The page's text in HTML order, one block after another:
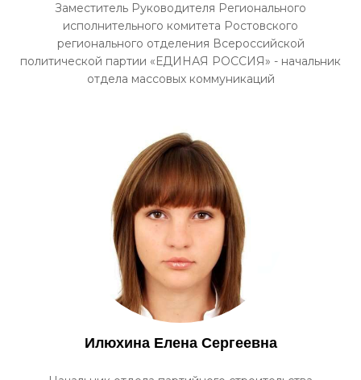
Заместитель Руководителя Регионального
исполнительного комитета Ростовского
регионального отделения Всероссийской
политической партии «ЕДИНАЯ РОССИЯ» - начальник
отдела массовых коммуникаций
Илюхина Елена Сергеевна